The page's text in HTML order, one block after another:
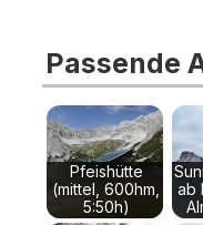
Passende
Pfeishütte
(mittel, 600hm,
5:50h)
ab